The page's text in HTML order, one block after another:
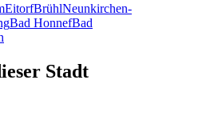
EitorfBrühlNeunkirchen-
Bad HonnefBad
Stadt